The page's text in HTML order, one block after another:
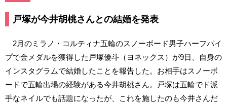
戸塚が今井胡桃さんとの結婚を発表
2月のミラノ・コルティナ五輪のスノーボード男子ハーフパイ
プで金メダルを獲得した戸塚優斗（ヨネックス）が9日、自身の
インスタグラムで結婚したことを報告した。お相手はスノーボ
ードで五輪出場の経験がある今井胡桃さん。戸塚は五輪でド派
手なネイルでも話題になったが、これを施したのも今井さんだ